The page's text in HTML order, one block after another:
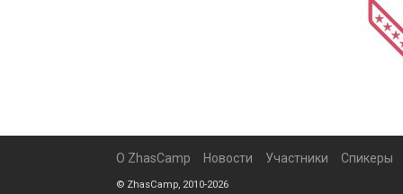
О ZhasCamp Новости Участники Спикеры
© ZhasCamp, 2010-2026